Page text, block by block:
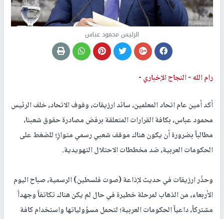
الرئيس محمود عباس
رام الله -النجاح الإخباري -
أكد أمين عام اتحاد المعلمين، سائد ارزيقات، وقوف الاتحاد، خلف الرئيس
محمود عباس، بكافة القرارات المتعلقة برفض مصادرة حقوق شعبنا،
مطالباً بضرورة أن يكون هناك موقف شعبي رسمي متوازٍ؛ للضغط على
الحكومات العربية، ضد مخططات الاحتلال التهويدية.
وحذّر ارزيقات في حديث لإذاعة (صوت فلسطين) الرسمية، صباح اليوم
الأربعاء، من الذهاب لمرحلة خطيرة في حال لم يكن هناك تكاتفاً وجهداً
مشتركاً، داعياً الحكومات العربية؛ لتحمل مسؤولياتها واستخدام كافة